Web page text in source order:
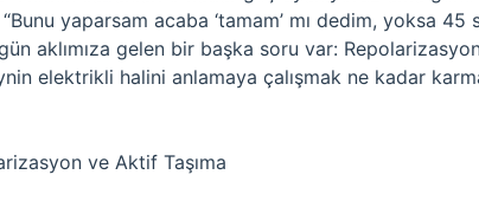
yaparsam acaba ‘tamam’ mı dedim, yoksa 45
aklımıza gelen bir başka soru var:
elektrikli halini anlamaya çalışmak ne kadar
ve Aktif Taşıma